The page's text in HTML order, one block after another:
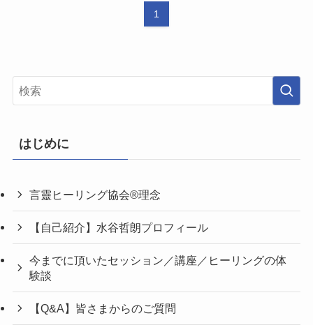
1
はじめに
言靈ヒーリング協会®理念
【自己紹介】水谷哲朗プロフィール
今までに頂いたセッション／講座／ヒーリングの体
験談
【Q&A】皆さまからのご質問